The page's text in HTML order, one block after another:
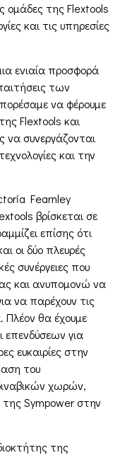
ομάδες της Flextools
και τις υπηρεσίες
ενιαία προσφορά
των
να φέρουμε
Flextools και
να συνεργάζονται
και την
Fearnley
βρίσκεται σε
επίσης ότι
οι δύο πλευρές
συνέργειες που
και ανυπομονώ να
να παρέχουν τις
Πλέον θα έχουμε
επενδύσεων για
ευκαιρίες στην
του
χωρών,
Sympower στην
της